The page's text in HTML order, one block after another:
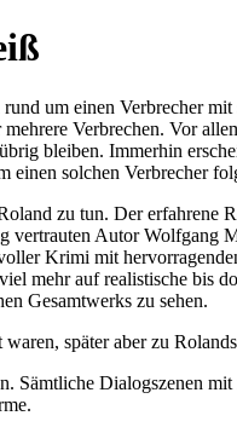
um einen Verbrecher
Verbrechen. Vor
bleiben. Immerhin
einen solchen Verbrecher
zu tun. Der
Autor Wolfgang
Krimi mit
mehr auf realistische bis
Gesamtwerks zu sehen.
später aber zu
Sämtliche Dialogszenen